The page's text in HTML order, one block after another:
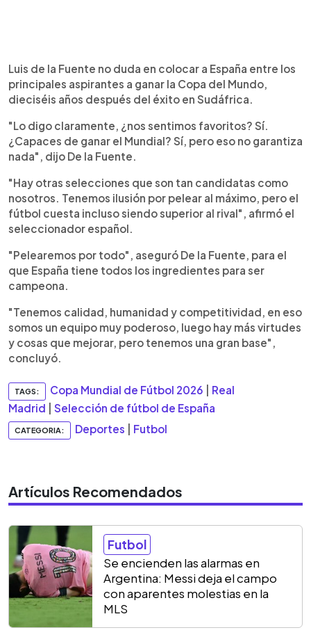
Luis de la Fuente no duda en colocar a España entre los
principales aspirantes a ganar la Copa del Mundo,
dieciséis años después del éxito en Sudáfrica.
"Lo digo claramente, ¿nos sentimos favoritos? Sí.
¿Capaces de ganar el Mundial? Sí, pero eso no garantiza
nada", dijo De la Fuente.
"Hay otras selecciones que son tan candidatas como
nosotros. Tenemos ilusión por pelear al máximo, pero el
fútbol cuesta incluso siendo superior al rival", afirmó el
seleccionador español.
"Pelearemos por todo", aseguró De la Fuente, para el
que España tiene todos los ingredientes para ser
campeona.
"Tenemos calidad, humanidad y competitividad, en eso
somos un equipo muy poderoso, luego hay más virtudes
y cosas que mejorar, pero tenemos una gran base",
concluyó.
TAGS: Copa Mundial de Fútbol 2026
Real
Madrid
Selección de fútbol de España
CATEGORIA: Deportes Futbol
Artículos Recomendados
Futbol
Se encienden las alarmas en
Argentina: Messi deja el campo
con aparentes molestias en la
MLS